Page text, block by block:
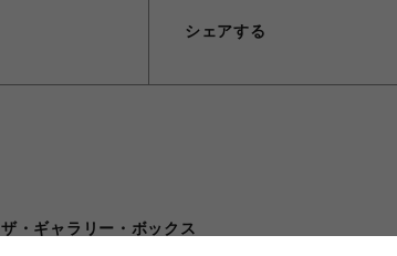
シェアする
ザ・ギャラリー・ボックス